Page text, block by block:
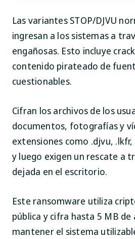
Las variantes STOP/DJVU
ingresan a los sistemas a
engañosas. Esto incluye
contenido pirateado de
cuestionables.
Cifran los archivos de los
documentos, fotografías y
extensiones como .djvu,
y luego exigen un rescate a
dejada en el escritorio.
Este ransomware utiliza
pública y cifra hasta 5 MB de
mantener el sistema